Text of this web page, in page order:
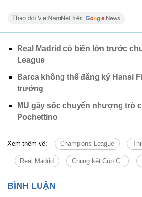
Real Madrid có biến lớn trước
League
Barca không thể đăng ký Hansi
trưởng
MU gây sốc chuyển nhượng trò
Pochettino
Xem thêm về: Champions League
Real Madrid Chung kết Cúp C1